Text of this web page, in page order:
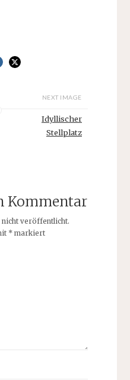
NEXT IMAGE
Idyllischer
Stellplatz
Kommentar
veröffentlicht.
*markiert